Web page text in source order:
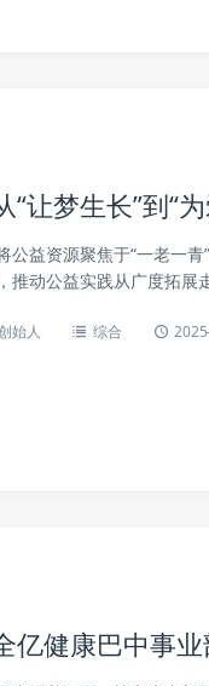
让梦生长”到“
公益资源聚焦于“一老一
推动公益实践从广度拓展
始人 综合
亿健康巴中事